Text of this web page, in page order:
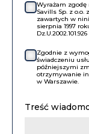
Wyrażam
Savills Sp. z
zawartych w
sierpnia 1997
Zgodnie z
świadczeniu
późniejszymi
otrzymywanie
w Warszawie.
Treść